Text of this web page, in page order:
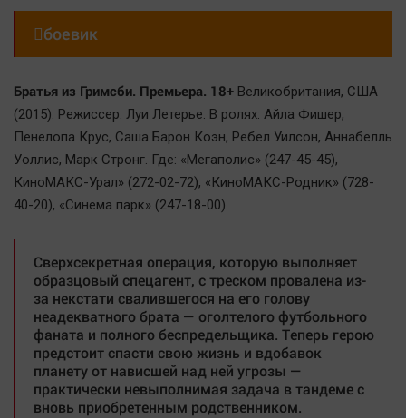
боевик
Братья из Гримсби. Премьера. 18+ Великобритания, США
(2015). Режиссер: Луи Летерье. В ролях: Айла Фишер,
Пенелопа Крус, Саша Барон Коэн, Ребел Уилсон, Аннабелль
Уоллис, Марк Стронг. Где: «Мегаполис» (247-45-45),
КиноМАКС-Урал» (272-02-72), «КиноМАКС-Родник» (728-
40-20), «Синема парк» (247-18-00).
Сверхсекретная операция, которую выполняет
образцовый спецагент, с треском провалена из-
за некстати свалившегося на его голову
неадекватного брата — оголтелого футбольного
фаната и полного беспредельщика. Теперь герою
предстоит спасти свою жизнь и вдобавок
планету от нависшей над ней угрозы —
практически невыполнимая задача в тандеме с
вновь приобретенным родственником.